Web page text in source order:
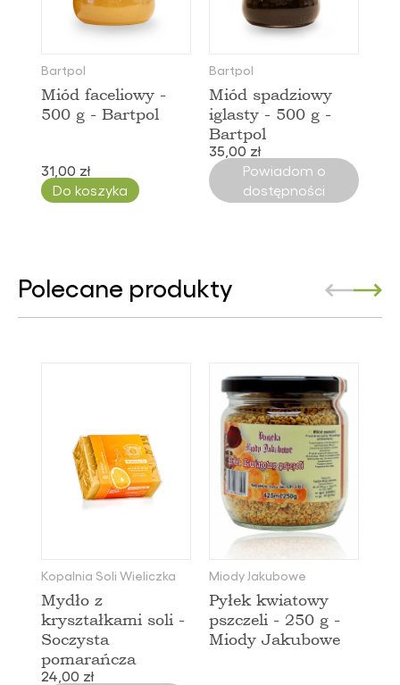
Bartpol
Miód faceliowy -
500 g - Bartpol
31,00 zł
Do koszyka
Bartpol
Miód spadziowy
iglasty - 500 g -
Bartpol
35,00 zł
Powiadom o
dostępności
Polecane produkty
Kopalnia Soli Wieliczka
Mydło z
kryształkami soli -
Soczysta
pomarańcza
24,00 zł
Miody Jakubowe
Pyłek kwiatowy
pszczeli - 250 g -
Miody Jakubowe